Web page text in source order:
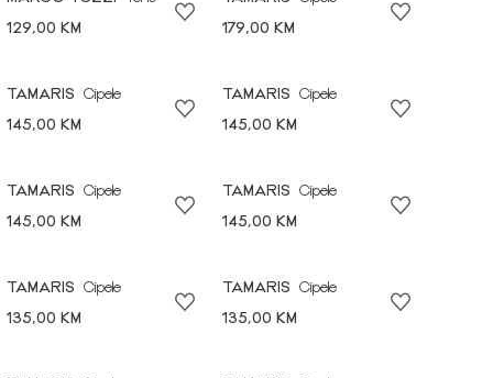
129,00 KM
179,00 KM
TAMARIS
Cipele
145,00 KM
TAMARIS
Cipele
145,00 KM
TAMARIS
Cipele
145,00 KM
TAMARIS
Cipele
145,00 KM
TAMARIS
Cipele
135,00 KM
TAMARIS
Cipele
135,00 KM